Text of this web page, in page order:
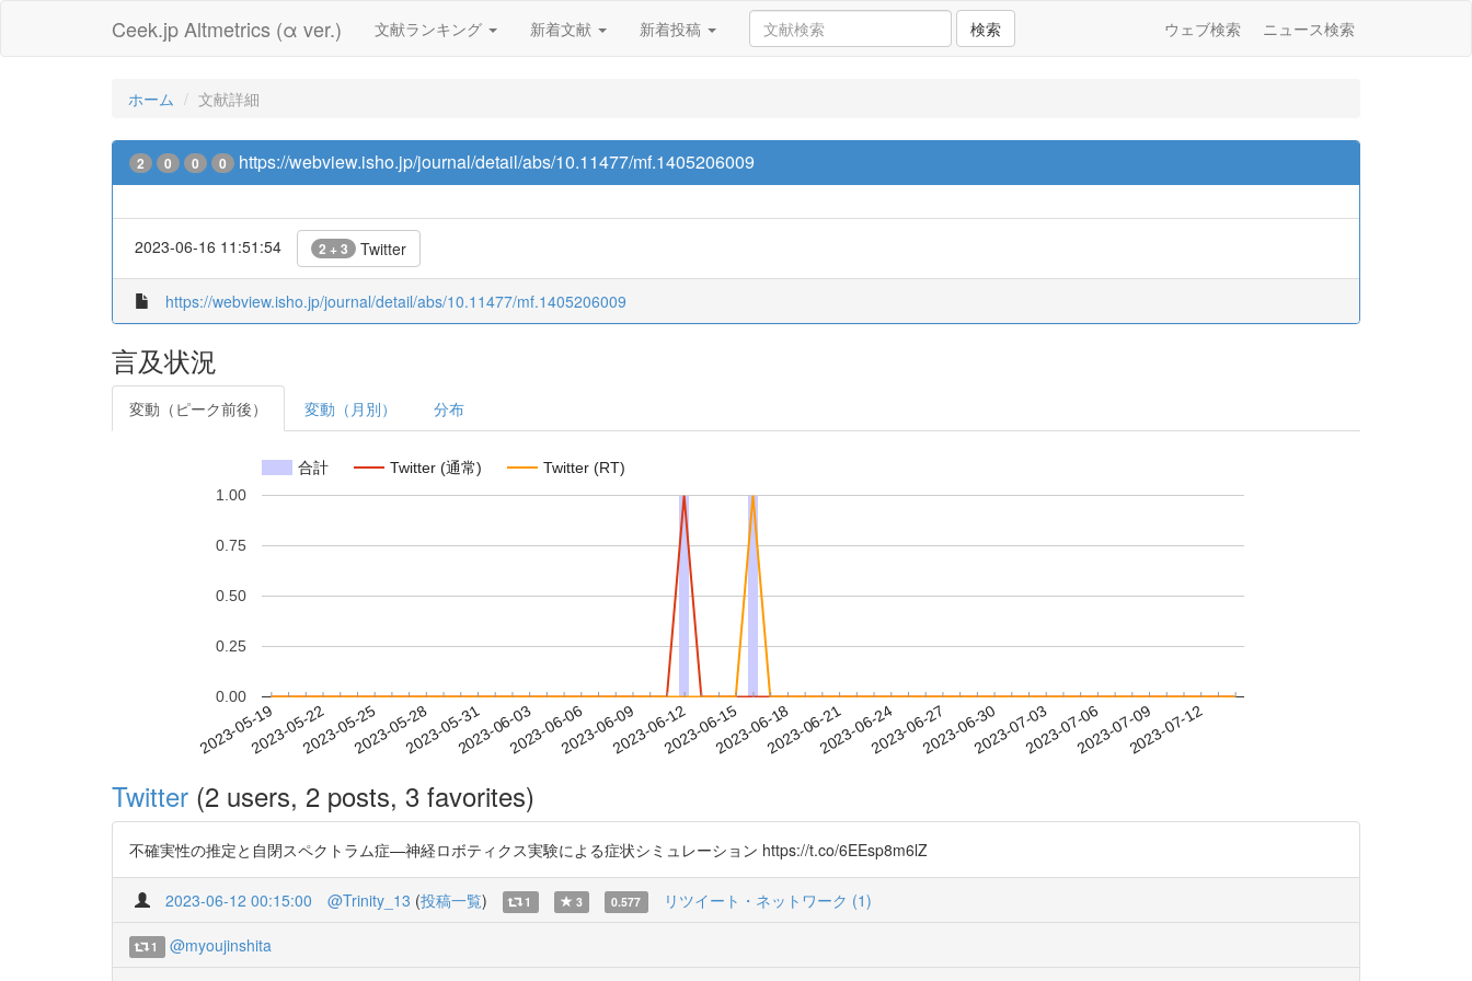
Ceek.jp Altmetrics (α ver.) 文献ランキング 新着文献 新着投稿 検索 ウェブ検索 ニュース検索
ホーム 文献詳細
2 0 0 0 https://webview.isho.jp/journal/detail/abs/10.11477/mf.1405206009
2023-06-16 11:51:54 2 + 3 Twitter
https://webview.isho.jp/journal/detail/abs/10.11477/mf.1405206009
言及状況
変動（ピーク前後） 変動（月別） 分布
合計 Twitter (通常) Twitter (RT)
2023-05-192023-05-222023-05-252023-05-282023-05-312023-06-032023-06-062023-06-092023-06-122023-06-152023-06-182023-06-212023-06-242023-06-272023-06-302023-07-032023-07-062023-07-092023-07-12
0.00
0.25
0.50
0.75
1.00
Twitter (2 users, 2 posts, 3 favorites)
不確実性の推定と自閉スペクトラム症—神経ロボティクス実験による症状シミュレーション https://t.co/6EEsp8m6lZ
2023-06-12 00:15:00 @Trinity_13 (投稿一覧) 1 3 0.577 リツイート・ネットワーク (1)
1 @myoujinshita